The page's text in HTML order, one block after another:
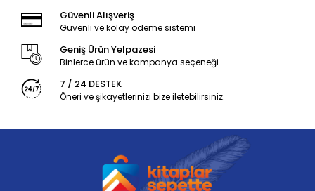
Güvenli Alışveriş
Güvenli ve kolay ödeme sistemi
Geniş Ürün Yelpazesi
Binlerce ürün ve kampanya seçeneği
7 / 24 DESTEK
Öneri ve şikayetlerinizi bize iletebilirsiniz.